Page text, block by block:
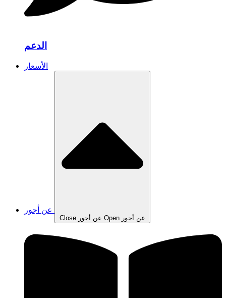
الدعم
الأسعار
Close عن أجور Open عن أجور